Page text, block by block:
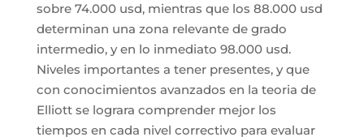
sobre 74.000 usd, mientras que los 88.000 usd
determinan una zona relevante de grado
intermedio, y en lo inmediato 98.000 usd.
Niveles importantes a tener presentes, y que
con conocimientos avanzados en la teoria de
Elliott se lograra comprender mejor los
tiempos en cada nivel correctivo para evaluar